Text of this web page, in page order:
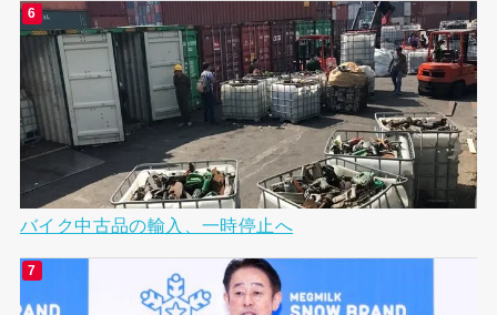
バイク中古品の輸入、一時停止へ